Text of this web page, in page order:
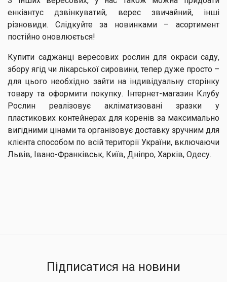
енкіантус дзвінкуватий, верес звичайний, інші
різновиди. Слідкуйте за новинками – асортимент
постійно оновлюється!
Купити саджанці вересових рослин для окраси саду,
збору ягід чи лікарської сировини, тепер дуже просто –
для цього необхідно зайти на індивідуальну сторінку
товару та оформити покупку. Інтернет-магазин Клубу
Рослин реалізовує акліматизовані зразки у
пластикових контейнерах для коренів за максимально
вигідними цінами та організовує доставку зручним для
клієнта способом по всій території України, включаючи
Львів, Івано-Франківськ, Київ, Дніпро, Харків, Одесу.
Підписатися на новини